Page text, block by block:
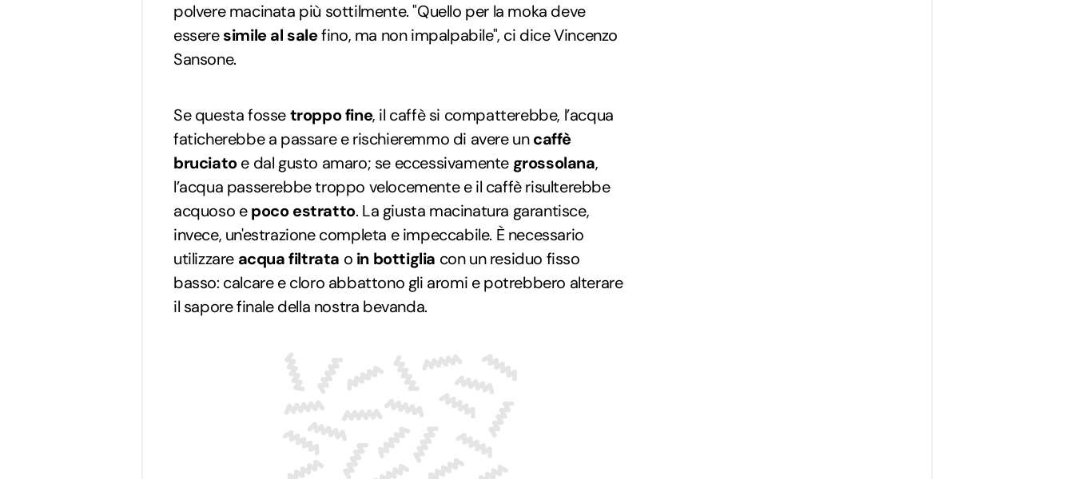
polvere macinata più sottilmente. "Quello per la moka deve
esseresimile al salefino, ma non impalpabile", ci dice Vincenzo
Sansone.
Se questa fossetroppo fine, il caffè si compatterebbe, l’acqua
faticherebbe a passare e rischieremmo di avere uncaffè
bruciatoe dal gusto amaro; se eccessivamente grossolana,
l’acqua passerebbe troppo velocemente e il caffè risulterebbe
acquoso epoco estratto. La giusta macinatura garantisce,
invece, un'estrazione completa e impeccabile. È necessario
utilizzare acqua filtrata o in bottiglia con un residuo fisso
basso: calcare e cloro abbattono gli aromi e potrebbero alterare
il sapore finale della nostra bevanda.